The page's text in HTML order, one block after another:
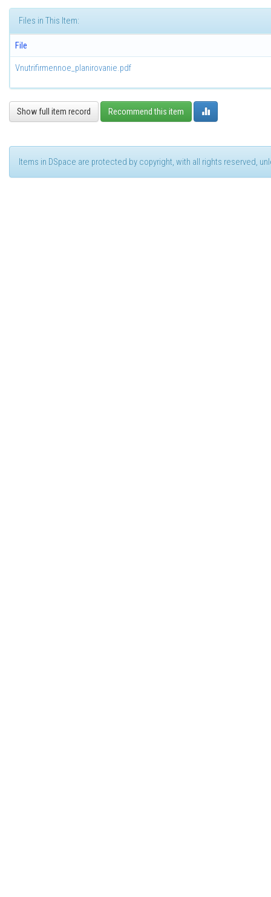
Files in This Item:
File
Vnutrifirmennoe_planirovanie.pdf
Show full item record Recommend this item
Items in DSpace are protected by copyright, with all rights reserved,